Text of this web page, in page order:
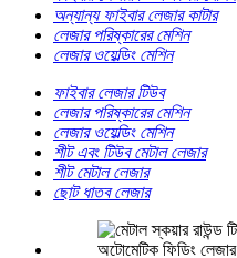
অন্যান্য ফাইবার লেজার কাটার
লেজার পরিষ্কারের মেশিন
লেজার ওয়েল্ডিং মেশিন
ফাইবার লেজার টিউব
লেজার পরিষ্কারের মেশিন
লেজার ওয়েল্ডিং মেশিন
শীট এবং টিউব মেটাল লেজার
শীট মেটাল লেজার
ছোট ধাতব লেজার